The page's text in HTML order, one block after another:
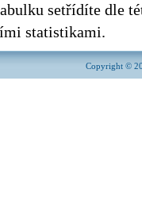
setřídíte dle
statistikami.
Copyright ©